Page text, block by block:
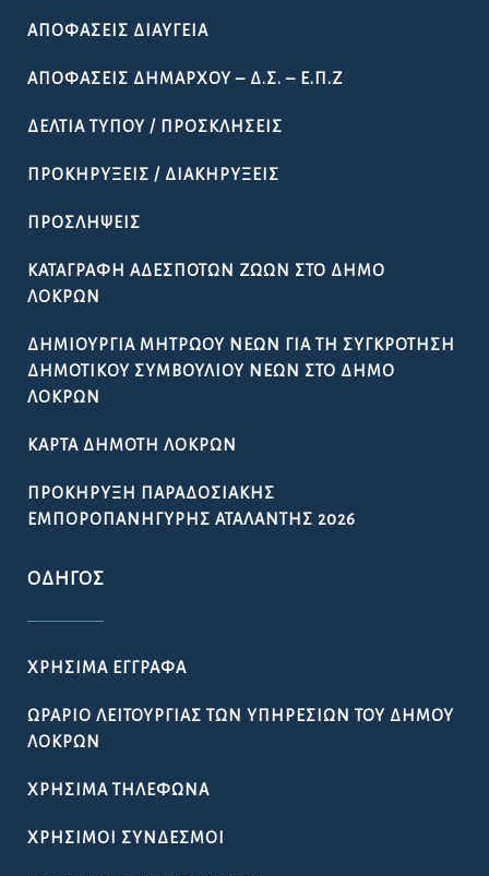
ΑΠΟΦΆΣΕΙΣ ΔΙΑΎΓΕΙΑ
ΑΠΟΦΆΣΕΙΣ ΔΗΜΆΡΧΟΥ – Δ.Σ. – Ε.Π.Ζ
ΔΕΛΤΊΑ ΤΎΠΟΥ / ΠΡΟΣΚΛΉΣΕΙΣ
ΠΡΟΚΗΡΎΞΕΙΣ / ΔΙΑΚΗΡΎΞΕΙΣ
ΠΡΟΣΛΉΨΕΙΣ
ΚΑΤΑΓΡΑΦΉ ΑΔΈΣΠΟΤΩΝ ΖΏΩΝ ΣΤΟ ΔΉΜΟ
ΛΟΚΡΏΝ
ΔΗΜΙΟΥΡΓΊΑ ΜΗΤΡΏΟΥ ΝΈΩΝ ΓΙΑ ΤΗ ΣΥΓΚΡΌΤΗΣΗ
ΔΗΜΟΤΙΚΟΎ ΣΥΜΒΟΥΛΊΟΥ ΝΈΩΝ ΣΤΟ ΔΉΜΟ
ΛΟΚΡΏΝ
ΚΆΡΤΑ ΔΗΜΌΤΗ ΛΟΚΡΏΝ
ΠΡΟΚΉΡΥΞΗ ΠΑΡΑΔΟΣΙΑΚΉΣ
ΕΜΠΟΡΟΠΑΝΉΓΥΡΗΣ ΑΤΑΛΆΝΤΗΣ 2026
ΟΔΗΓΌΣ
ΧΡΉΣΙΜΑ ΈΓΓΡΑΦΑ
ΩΡΆΡΙΟ ΛΕΙΤΟΥΡΓΊΑΣ ΤΩΝ ΥΠΗΡΕΣΙΏΝ ΤΟΥ ΔΉΜΟΥ
ΛΟΚΡΏΝ
ΧΡΉΣΙΜΑ ΤΗΛΈΦΩΝΑ
ΧΡΉΣΙΜΟΙ ΣΎΝΔΕΣΜΟΙ